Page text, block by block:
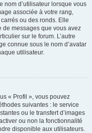
nom d’utilisateur lorsque vous
associée à votre rang,
ou des ronds. Elle
de messages que vous avez
sur le forum. L’autre
connue sous le nom d’avatar
utilisateur.
« Profil », vous pouvez
suivantes : le service
ou le transfert d’images
ou non la fonctionnalité
disponible aux utilisateurs.